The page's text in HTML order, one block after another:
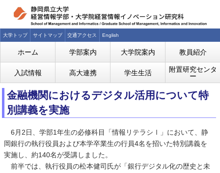
大学トップ サイトマップ 交通アクセス English
ホーム 学部案内 大学院案内 教員紹介
入試情報 高大連携 学生生活
附置研究センタ
ー
金融機関におけるデジタル活用について特
別講義を実施
6月2日、学部1年生の必修科目「情報リテラシⅠ」において、静
岡銀行の執行役員および本学卒業生の行員4名を招いた特別講義を
実施し、約140名が受講しました。
前半では、執行役員の松本健司氏が「銀行デジタル化の歴史と未